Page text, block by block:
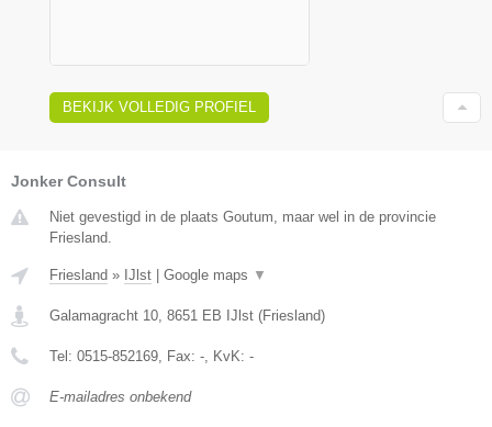
BEKIJK VOLLEDIG PROFIEL
Jonker Consult
Niet gevestigd in de plaats Goutum, maar wel in de provincie
Friesland.
Friesland » IJlst Google maps ▼
Galamagracht 10 8651 EB IJlst (Friesland)
Tel: 0515-852169 , Fax: - , KvK: -
E-mailadres onbekend